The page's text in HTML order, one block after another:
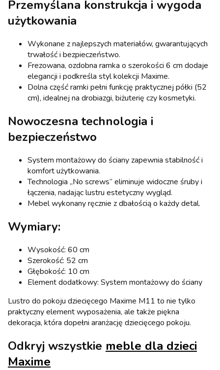
Przemyślana konstrukcja i wygoda
użytkowania
Wykonane z najlepszych materiałów, gwarantujących
trwałość i bezpieczeństwo.
Frezowana, ozdobna ramka o szerokości 6 cm dodaje
elegancji i podkreśla styl kolekcji Maxime.
Dolna część ramki pełni funkcję praktycznej półki (52
cm), idealnej na drobiazgi, biżuterię czy kosmetyki.
Nowoczesna technologia i
bezpieczeństwo
System montażowy do ściany zapewnia stabilność i
komfort użytkowania.
Technologia „No screws” eliminuje widoczne śruby i
łączenia, nadając lustru estetyczny wygląd.
Mebel wykonany ręcznie z dbałością o każdy detal.
Wymiary:
Wysokość: 60 cm
Szerokość: 52 cm
Głębokość: 10 cm
Element dodatkowy: System montażowy do ściany
Lustro do pokoju dziecięcego Maxime M11 to nie tylko
praktyczny element wyposażenia, ale także piękna
dekoracja, która dopełni aranżację dziecięcego pokoju.
Odkryj wszystkie meble dla dzieci
Maxime